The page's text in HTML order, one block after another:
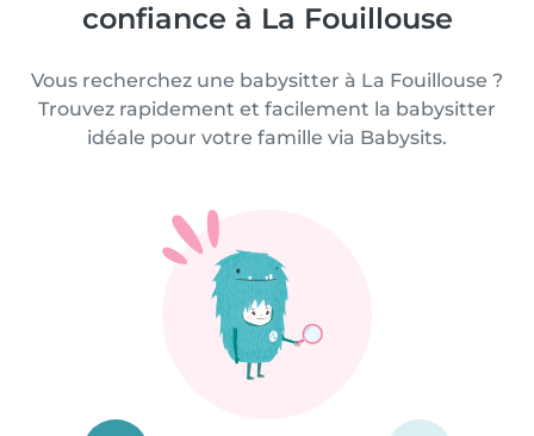
confiance à La Fouillouse
Vous recherchez une babysitter à La Fouillouse ?
Trouvez rapidement et facilement la babysitter
idéale pour votre famille via Babysits.